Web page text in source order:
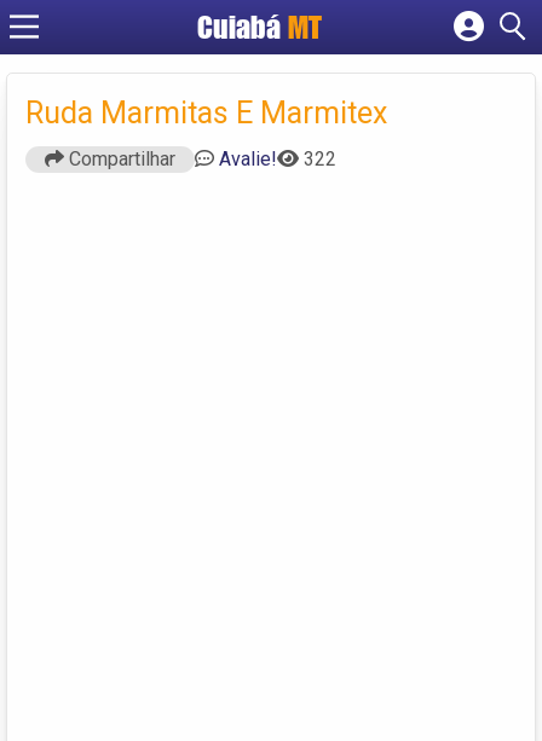
Cuiabá MT
Cadastrar empresa
Criar conta
Ruda Marmitas E Marmitex
Compartilhar Avalie! 322